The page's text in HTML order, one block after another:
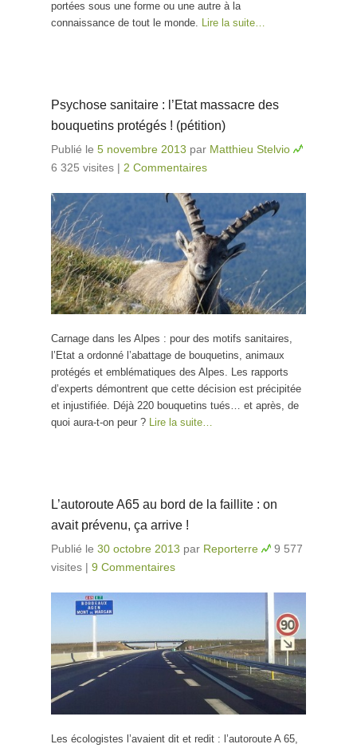
portées sous une forme ou une autre à la
connaissance de tout le monde.
Lire la suite…
Psychose sanitaire : l’Etat massacre des
bouquetins protégés ! (pétition)
Publié le 5 novembre 2013 par Matthieu Stelvio
6 325 visites | 2 Commentaires
Carnage dans les Alpes : pour des motifs sanitaires,
l’Etat a ordonné l’abattage de bouquetins, animaux
protégés et emblématiques des Alpes. Les rapports
d’experts démontrent que cette décision est précipitée
et injustifiée. Déjà 220 bouquetins tués… et après, de
quoi aura-t-on peur ? Lire la suite…
L’autoroute A65 au bord de la faillite : on
avait prévenu, ça arrive !
Publié le 30 octobre 2013 par Reporterre
9 577
visites | 9 Commentaires
Les écologistes l’avaient dit et redit : l’autoroute A 65,